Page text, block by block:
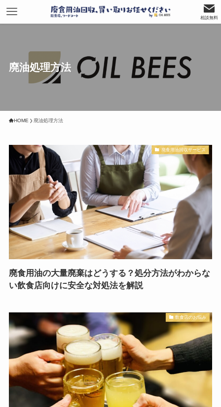
相談無料
廃油処理方法
HOME 廃油処理方法
廃食用油回収サービス
廃食用油の大量廃棄はどうする？処分方法がわからな
い飲食店向けに安全な対処法を解説
飲食店のお悩み